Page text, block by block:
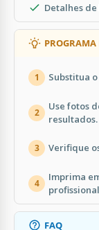
Detalhes
PROGRAMA
1 Substitua
2
Use fotos
resultados.
3 Verifique
4
Imprima
FAQ